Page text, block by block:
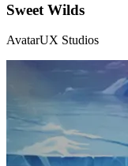
Sweet Wilds
AvatarUX Studios